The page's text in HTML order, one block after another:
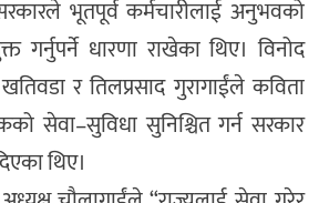
भूतपूर्व कर्मचारीलाई अनुभवको
गर्नुपर्ने धारणा राखेका थिए। विनोद
खतिवडा र तिलप्रसाद गुरागाईंले कविता
सेवा–सुविधा सुनिश्चित गर्न सरकार
थिए।